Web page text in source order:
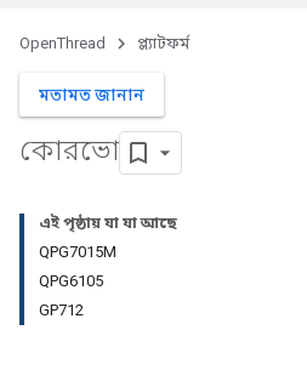
OpenThread প্ল্যাটফর্ম
মতামত জানান
কোরভো
এই পৃষ্ঠায় যা যা আছে
QPG7015M
QPG6105
GP712